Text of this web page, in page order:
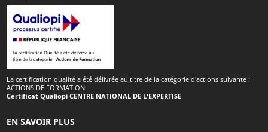
La certification qualité a été délivrée au titre de la catégorie d'actions suivante :
ACTIONS DE FORMATION
Certificat Qualiopi CENTRE NATIONAL DE L'EXPERTISE
EN SAVOIR PLUS